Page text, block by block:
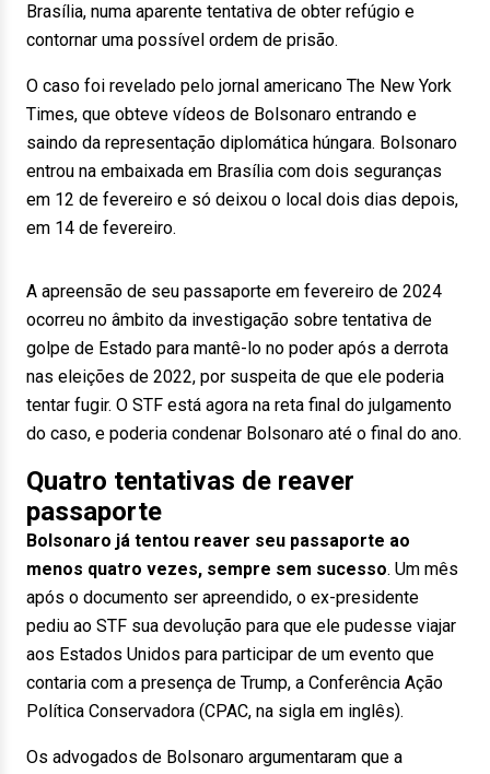
Brasília, numa aparente tentativa de obter refúgio e
contornar uma possível ordem de prisão.
O caso foi revelado pelo jornal americano The New York
Times, que obteve vídeos de Bolsonaro entrando e
saindo da representação diplomática húngara. Bolsonaro
entrou na embaixada em Brasília com dois seguranças
em 12 de fevereiro e só deixou o local dois dias depois,
em 14 de fevereiro.
A apreensão de seu passaporte em fevereiro de 2024
ocorreu no âmbito da investigação sobre tentativa de
golpe de Estado para mantê-lo no poder após a derrota
nas eleições de 2022, por suspeita de que ele poderia
tentar fugir. O STF está agora na reta final do julgamento
do caso, e poderia condenar Bolsonaro até o final do ano.
Quatro tentativas de reaver
passaporte
Bolsonaro já tentou reaver seu passaporte ao
menos quatro vezes, sempre sem sucesso. Um mês
após o documento ser apreendido, o ex-presidente
pediu ao STF sua devolução para que ele pudesse viajar
aos Estados Unidos para participar de um evento que
contaria com a presença de Trump, a Conferência Ação
Política Conservadora (CPAC, na sigla em inglês).
Os advogados de Bolsonaro argumentaram que a